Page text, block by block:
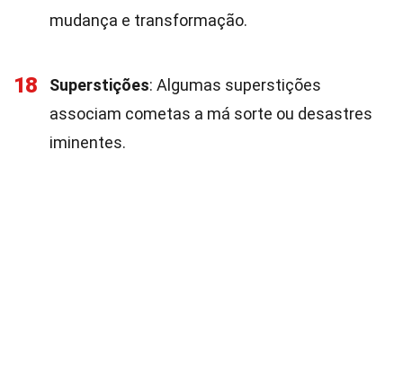
mudança e transformação.
18 Superstições: Algumas superstições
associam cometas a má sorte ou desastres
iminentes.